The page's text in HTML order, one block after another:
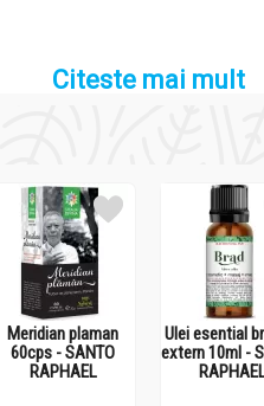
padure (Pinus sylvestris).
Citeste mai mult
Meridian plaman
60cps - SANTO
RAPHAEL
Ulei esential
extern 10ml -